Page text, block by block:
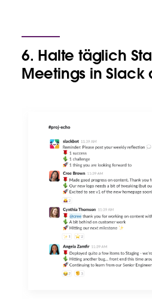
6. Halte täglich
Meetings in Slack